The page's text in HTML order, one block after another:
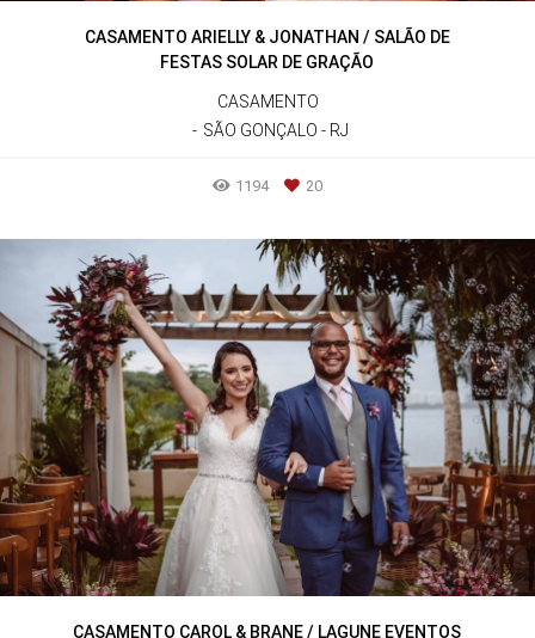
CASAMENTO ARIELLY & JONATHAN / SALÃO DE
FESTAS SOLAR DE GRAÇÃO
CASAMENTO
SÃO GONÇALO - RJ
1194 20
CASAMENTO CAROL & BRANE / LAGUNE EVENTOS